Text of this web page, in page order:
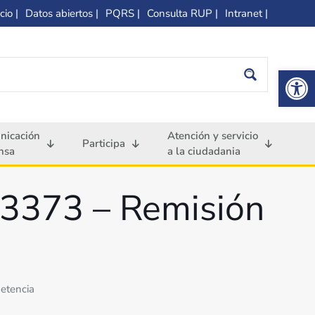
| Datos abiertos | PQRS | Consulta RUP | Intranet |
Participa
Atención y servicio
a la ciudadania
– Remisión